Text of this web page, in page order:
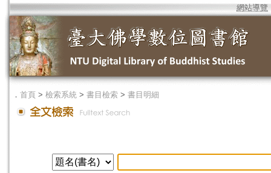
網站導覽
． 首頁 > 檢索系統 > 書目檢索 > 書目明細